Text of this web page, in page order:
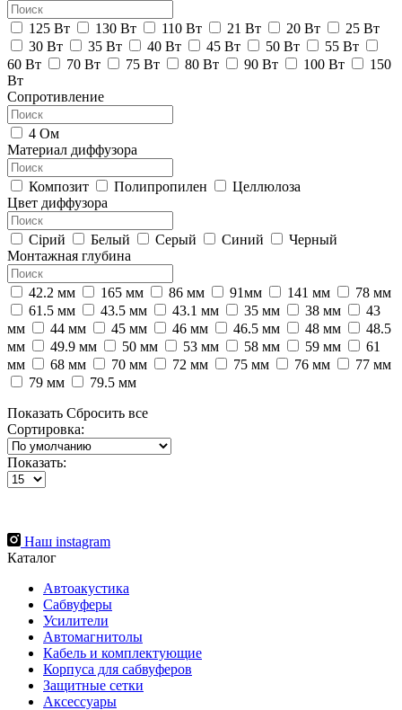
125 Вт 130 Вт 110 Вт 21 Вт 20 Вт
25 Вт
30 Вт
35 Вт 40 Вт 45 Вт 50 Вт
55 Вт
60 Вт
70 Вт 75 Вт 80 Вт 90 Вт 100 Вт
150
Вт
Сопротивление
4 Ом
Материал диффузора
Композит Полипропилен
Целлюлоза
Цвет диффузора
Cірий Белый Серый Синий
Черный
Монтажная глубина
42.2 мм 165 мм 86 мм 91мм 141 мм
78 мм
61.5 мм
43.5 мм 43.1 мм 35 мм 38 мм
43
мм
44 мм 45 мм 46 мм 46.5 мм 48 мм
48.5
мм
49.9 мм 50 мм 53 мм 58 мм 59 мм
61
мм
68 мм 70 мм 72 мм 75 мм 76 мм
77 мм
79 мм
79.5 мм
Показать Cбросить все
Сортировка:
Показать:
Наш instagram
Каталог
Автоакустика
Сабвуферы
Усилители
Автомагнитолы
Кабель и комплектующие
Корпуса для сабвуферов
Защитные сетки
Аксессуары